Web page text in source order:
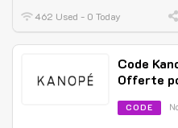
462 Used - 0 Today
Code
Offerte
CODE